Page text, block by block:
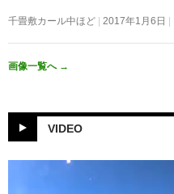
千畳敷カール中ほど 2017年1月6日
画像一覧へ →
VIDEO